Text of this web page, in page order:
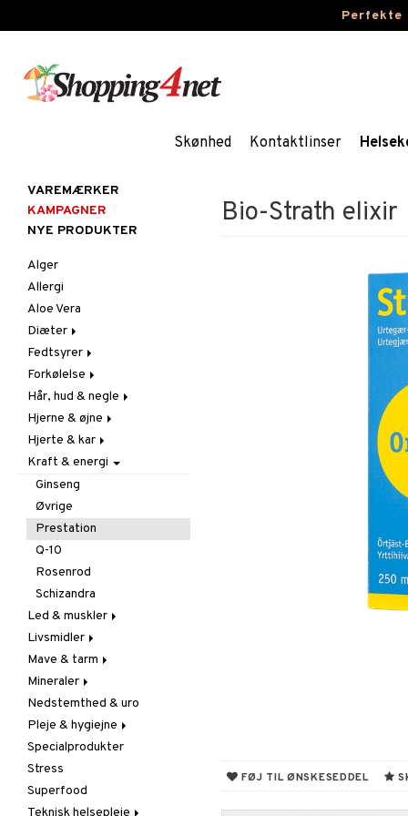
Perfekte
Skønhed Kontaktlinser
Bio-Strath elixir
FØJ TIL ØNSKESEDDEL
VAREMÆRKER
KAMPAGNER
NYE PRODUKTER
Alger
Allergi
Aloe Vera
Diæter
Glutenintolerant
LCHF
Raw Food
Fedtsyrer
Marina fedtsyrer
Veg fedtsyrer
Forkølelse
C-vitamin
Forebyggende &
lindrende
Hostdæmpende
Hvidløg
Øre, næse & hals
Øvrige
Virushæmmende
Hår, hud & negle
Hår
Kosttilskud
Sol & pigment
Hjerne & øjne
Fedtsyrer
Hukommelse
Øjne
Hjerte & kar
Årestyrkende
Ginkgo biloba
Kolesterolsænkende
Marina fedtsyrer
Veg fedtsyrer
Kraft & energi
Ginseng
Øvrige
Prestation
Q-10
Rosenrod
Schizandra
Led & muskler
Kosttillskott
Udvortes
Livsmidler
Bars
Chokolade
Diverse
Drikkevarer
Frugt, frø & nødder
Kokos
Krydderier & bouillon
Mel & bagning
Mave & tarm
Drikke
Fibrer
Madfordøjelse
Syreregulerende
Tarm
Udrensning
Mineraler
Jern
Kalcium
Krom
Magnesium
Multimineraler
Øvrige
Nedstemthed & uro
Pleje & hygiejne
Ansigtspleje
Barberingsprodukter
Cremer
Øjencremer
Gavesæt
Hånd & fod
Fodpleje
Hårpleje
Specialprodukter
Stress
Superfood
Teknisk helsepleje